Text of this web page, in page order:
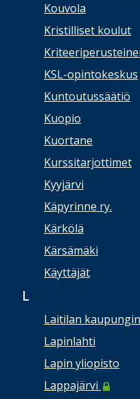
Kouvola
Kristilliset koulut
KSL-opintokeskus
Kuntoutussäätiö
Kuopio
Kuortane
Kurssitarjottimet
Kyyjärvi
Käpyrinne ry.
Kärkölä
Kärsämäki
Käyttäjät
L
Laitilan
Lapinlahti
Lapin yliopisto
Lappajärvi